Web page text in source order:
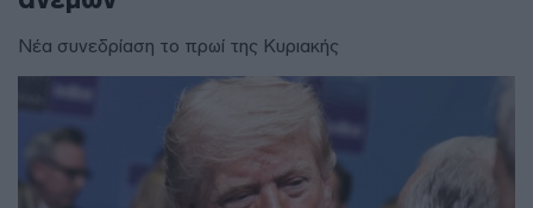
Νέα συνεδρίαση το πρωί της Κυριακής